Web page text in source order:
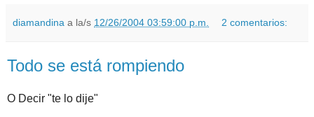
diamandina a la/s 12/26/2004 03:59:00 p.m. 2 comentarios:
Todo se está rompiendo
O Decir "te lo dije"